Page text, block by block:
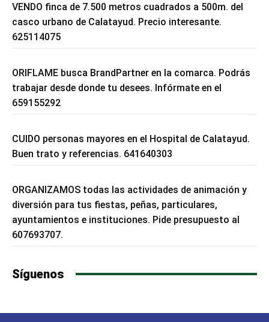
VENDO finca de 7.500 metros cuadrados a 500m. del
casco urbano de Calatayud. Precio interesante.
625114075
ORIFLAME busca BrandPartner en la comarca. Podrás
trabajar desde donde tu desees. Infórmate en el
659155292
CUIDO personas mayores en el Hospital de Calatayud.
Buen trato y referencias. 641640303
ORGANIZAMOS todas las actividades de animación y
diversión para tus fiestas, peñas, particulares,
ayuntamientos e instituciones. Pide presupuesto al
607693707.
Síguenos